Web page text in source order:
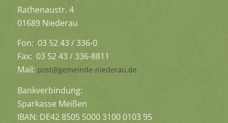
Rathenaustr. 4
01689 Niederau
Fon: 03 52 43 / 336-0
Fax: 03 52 43 / 336-8811
Mail: post@gemeinde-niederau.de
Bankverbindung:
Sparkasse Meißen
IBAN: DE42 8505 5000 3100 0103 95